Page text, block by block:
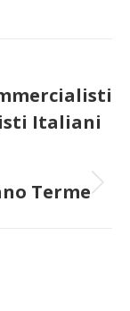
Italiani
Terme